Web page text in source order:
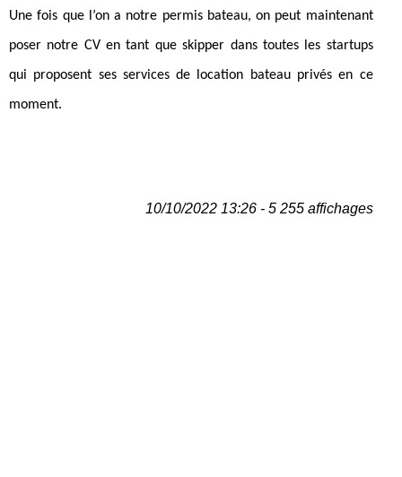
Une fois que l’on a notre permis bateau, on peut maintenant
poser notre CV en tant que skipper dans toutes les startups
qui proposent ses services de location bateau privés en ce
moment.
10/10/2022 13:26 - 5 255 affichages